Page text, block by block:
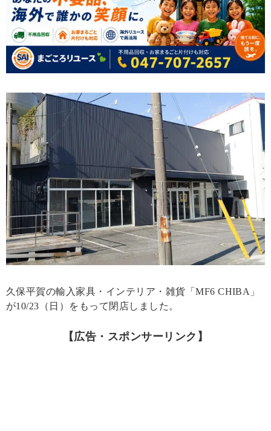
久保平賀の輸入家具・インテリア・雑貨「MF6 CHIBA」
が10/23（日）をもって閉店しました。
【広告・スポンサーリンク】